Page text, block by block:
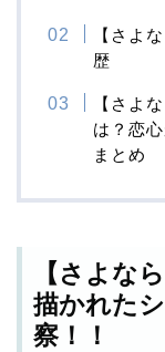
【さよ
歴
【さよ
は？恋
まとめ
【さよな
描かれた
察！！